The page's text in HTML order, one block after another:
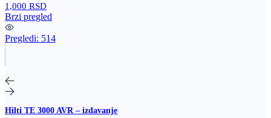
1,000 RSD
Brzi pregled
Pregledi: 514
Hilti TE 3000 AVR – izdavanje